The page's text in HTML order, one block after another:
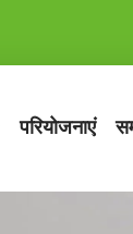
परियोजनाएं